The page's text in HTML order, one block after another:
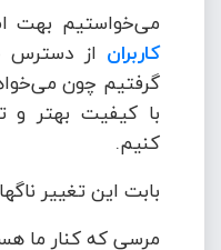
می‌خواستیم بهت
کاربران از دسترس
گرفتیم چون
با کیفیت بهتر و
کنیم.
بابت این تغییر
مرسی که کنار ما